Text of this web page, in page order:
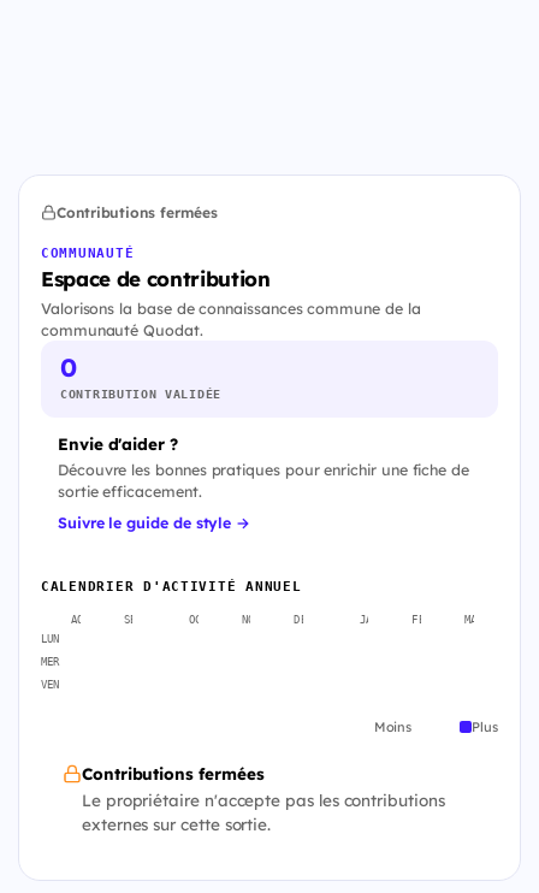
Contributions fermées
COMMUNAUTÉ
Espace de contribution
Valorisons la base de connaissances commune de la
communauté Quodat.
0
CONTRIBUTION VALIDÉE
Envie d'aider ?
Découvre les bonnes pratiques pour enrichir une fiche de
sortie efficacement.
Suivre le guide de style →
CALENDRIER D'ACTIVITÉ ANNUEL
AOÛT SEPT. OCT. NOV. DÉC. JANV. FÉVR. MARS
LUN
MER
VEN
Moins Plus
Contributions fermées
Le propriétaire n'accepte pas les contributions
externes sur cette sortie.